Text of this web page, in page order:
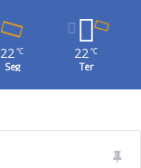
22℃
Seg
22℃
Ter